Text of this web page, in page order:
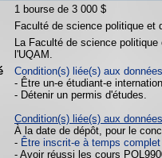
1 bourse de 3 000 $
Faculté de science politique et
La Faculté de science
l'UQAM.
Condition(s) liée(s) aux
- Être un-e étudiant-e
- Détenir un permis d'études.
Condition(s) liée(s) aux
À la date de dépôt, pour le
- Être inscrit-e à temps complet
- Avoir réussi les cours